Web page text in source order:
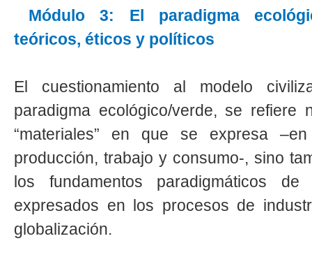
Módulo 3: El paradigma
teóricos, éticos y políticos
El cuestionamiento al modelo
paradigma ecológico/verde, se refiere
“materiales” en que se expresa
producción, trabajo y consumo-, sino
los fundamentos paradigmáticos
expresados en los procesos de
globalización.